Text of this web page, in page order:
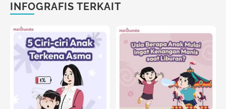
INFOGRAFIS TERKAIT